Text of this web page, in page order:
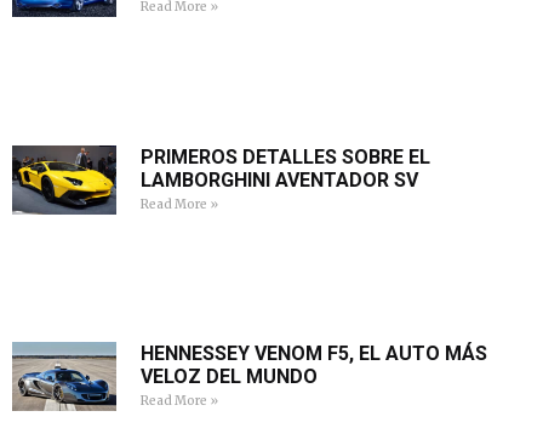
Read More »
PRIMEROS DETALLES SOBRE EL
LAMBORGHINI AVENTADOR SV
Read More »
HENNESSEY VENOM F5, EL AUTO MÁS
VELOZ DEL MUNDO
Read More »